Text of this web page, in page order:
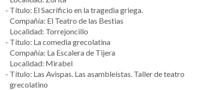
Título: El Sacrificio en la tragedia griega.
Compañía: El Teatro de las Bestias
Localidad: Torrejoncillo
Título: La comedia grecolatina
Compañía: La Escalera de Tijera
Localidad: Mirabel
Título: Las Avispas. Las asambleístas. Taller de teatro
grecolatino